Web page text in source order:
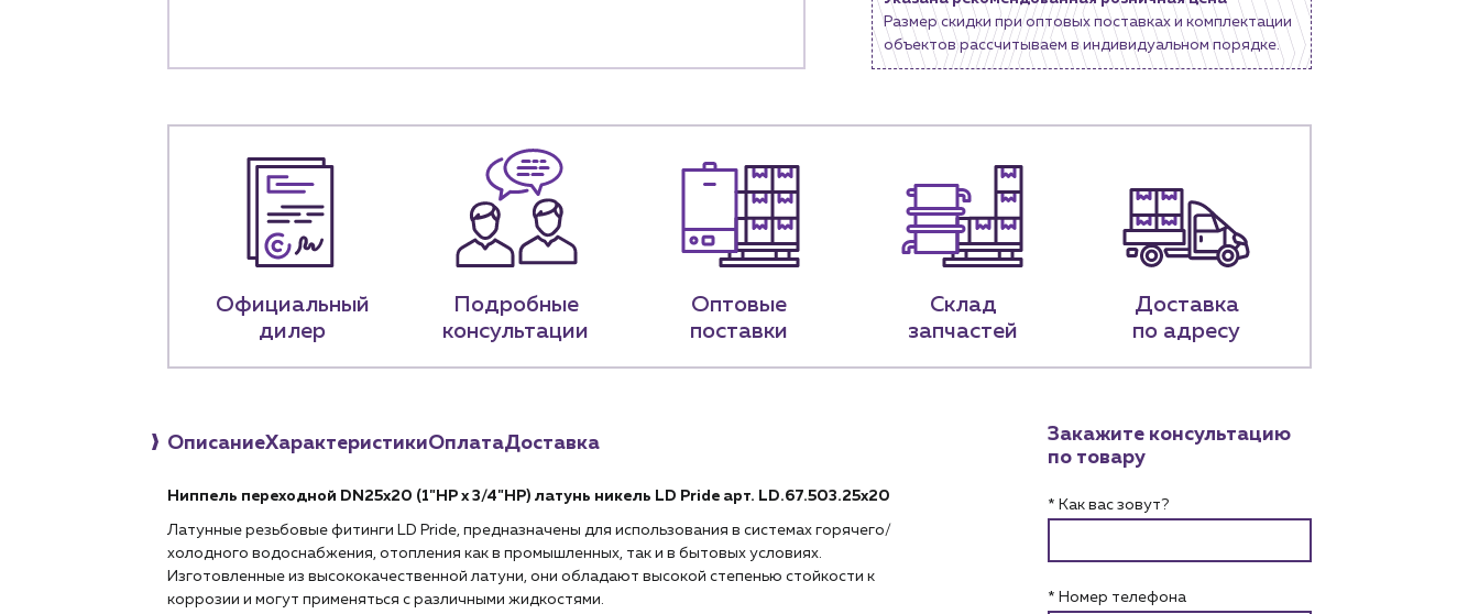
Блог
Пн – пт: 9:00 – 18:00 г. Краснодар, ул. Российская, 63
Размер скидки при оптовых поставках и комплектации
объектов рассчитываем в индивидуальном порядке.
Официальный
дилер
Подробные
консультации
Оптовые
поставки
Склад
запчастей
Доставка
по адресу
ОписаниеХарактеристикиОплатаДоставка
Ниппель переходной DN25х20 (1"НР х 3/4"НР) латунь никель LD Pride арт. LD.67.503.25х20
Латунные резьбовые фитинги LD Pride, предназначены для использования в системах горячего/
холодного водоснабжения, отопления как в промышленных, так и в бытовых условиях.
Изготовленные из высококачественной латуни, они обладают высокой степенью стойкости к
коррозии и могут применяться с различными жидкостями.
Закажите консультацию
по товару
* Как вас зовут?
* Номер телефона